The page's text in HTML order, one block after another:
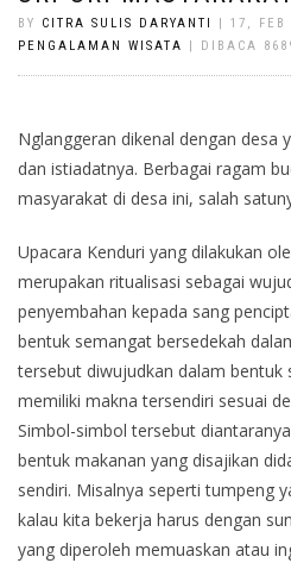
BY CITRA SULIS DARYANTI
| 17, FEB
PENGALAMAN WISATA
| DIBACA
Nglanggeran dikenal dengan desa
dan istiadatnya. Berbagai ragam
masyarakat di desa ini, salah
Upacara Kenduri yang dilakukan
merupakan ritualisasi sebagai
penyembahan kepada sang
bentuk semangat bersedekah
tersebut diwujudkan dalam
memiliki makna tersendiri sesuai
Simbol-simbol tersebut
bentuk makanan yang disajikan
sendiri. Misalnya seperti tumpeng
kalau kita bekerja harus dengan
yang diperoleh memuaskan atau